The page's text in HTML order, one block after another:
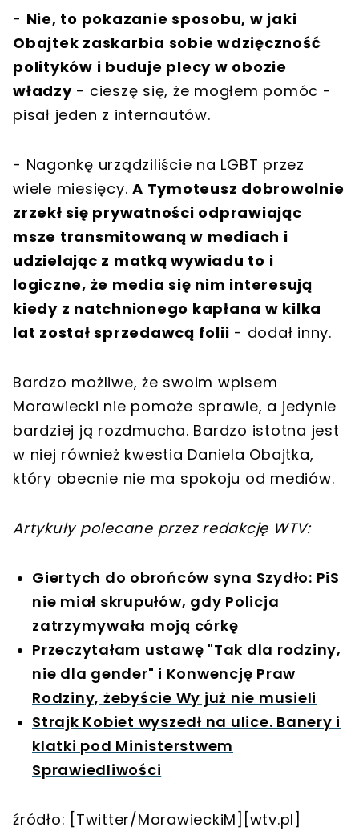
- Nie, to pokazanie sposobu, w jaki
Obajtek zaskarbia sobie wdzięczność
polityków i buduje plecy w obozie
władzy- cieszę się, że mogłem pomóc -
pisał jeden z internautów.
- Nagonkę urządziliście na LGBT przez
wiele miesięcy. A Tymoteusz dobrowolnie
zrzekł się prywatności odprawiając
msze transmitowaną w mediach i
udzielając z matką wywiadu to i
logiczne, że media się nim interesują
kiedy z natchnionego kapłana w kilka
lat został sprzedawcą folii - dodał inny.
Bardzo możliwe, że swoim wpisem
Morawiecki nie pomoże sprawie, a jedynie
bardziej ją rozdmucha. Bardzo istotna jest
w niej również kwestia Daniela Obajtka,
który obecnie nie ma spokoju od mediów.
Artykuły polecane przez redakcję WTV:
Giertych do obrońców syna Szydło: PiS
nie miał skrupułów, gdy Policja
zatrzymywała moją córkę
Przeczytałam ustawę "Tak dla rodziny,
nie dla gender" i Konwencję Praw
Rodziny, żebyście Wy już nie musieli
Strajk Kobiet wyszedł na ulice. Banery i
klatki pod Ministerstwem
Sprawiedliwości
źródło: [Twitter/MorawieckiM][wtv.pl]